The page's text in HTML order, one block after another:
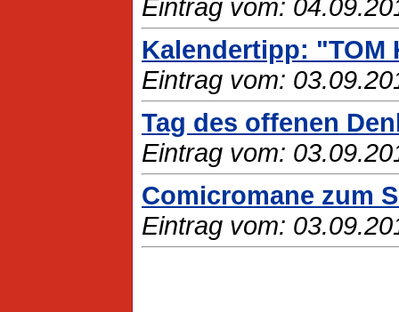
Eintrag vom:
Kalendertipp: "TOM
Eintrag vom:
Tag des offenen
Eintrag vom:
Comicromane zum
Eintrag vom: